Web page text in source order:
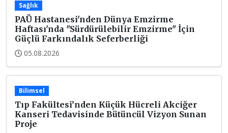
Sağlık
PAÜ Hastanesi'nden Dünya Emzirme
Haftası'nda "Sürdürülebilir Emzirme" İçin
Güçlü Farkındalık Seferberliği
05.08.2026
Bilimsel
Tıp Fakültesi’nden Küçük Hücreli Akciğer
Kanseri Tedavisinde Bütüncül Vizyon Sunan
Proje